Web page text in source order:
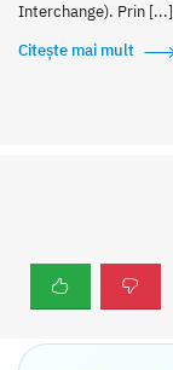
Interchange). Prin [...]
Citește mai mult